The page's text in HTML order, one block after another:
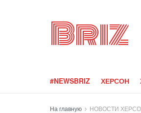
Briz
#NEWSBRIZ ХЕРСОН
На главную НОВОСТИ